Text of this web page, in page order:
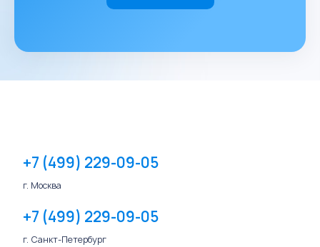
+7 (499) 229-09-05
г. Москва
+7 (499) 229-09-05
г. Санкт-Петербург